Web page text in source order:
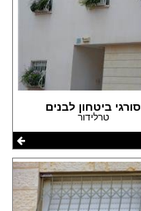
סורגי ביטחון לבנים
טרלידור